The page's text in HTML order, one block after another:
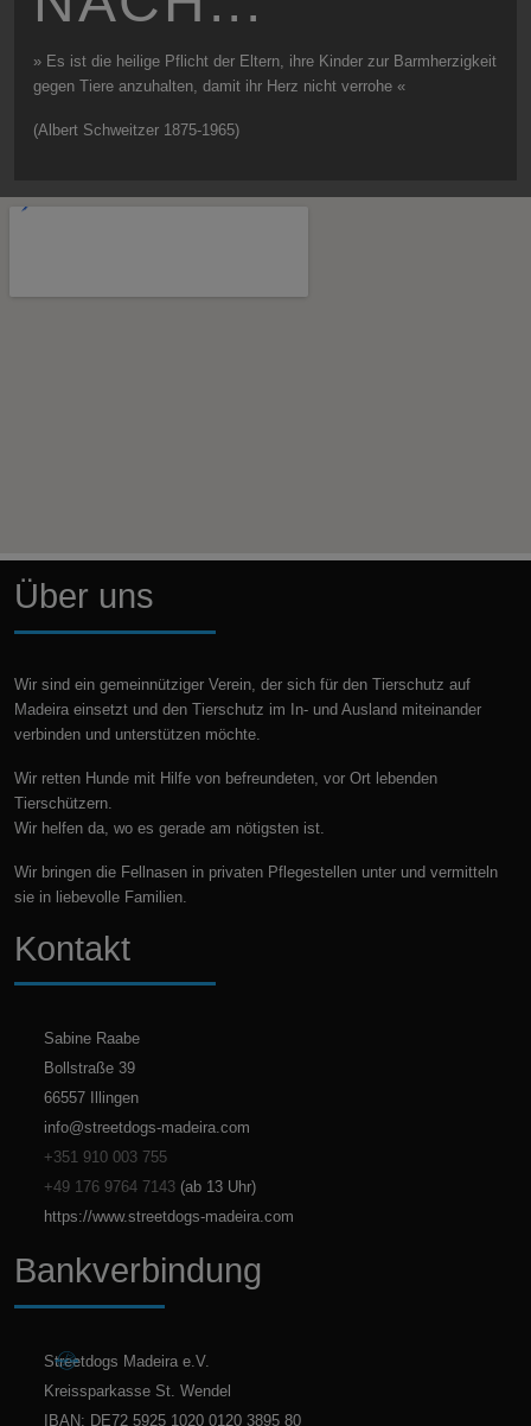
» Es ist die heilige Pflicht der Eltern, ihre Kinder zur Barmherzigkeit
gegen Tiere anzuhalten, damit ihr Herz nicht verrohe «
(Albert Schweitzer 1875-1965)
Über uns
Wir sind ein gemeinnütziger Verein, der sich für den Tierschutz auf
Madeira einsetzt und den Tierschutz im In- und Ausland miteinander
verbinden und unterstützen möchte.
Wir retten Hunde mit Hilfe von befreundeten, vor Ort lebenden
Tierschützern.
Wir helfen da, wo es gerade am nötigsten ist.
Wir bringen die Fellnasen in privaten Pflegestellen unter und vermitteln
sie in liebevolle Familien.
Kontakt
Sabine Raabe
Bollstraße 39
66557 Illingen
info@streetdogs-madeira.com
+351 910 003 755
+49 176 9764 7143 (ab 13 Uhr)
https://www.streetdogs-madeira.com
Bankverbindung
Streetdogs Madeira e.V.
Kreissparkasse St. Wendel
IBAN: DE72 5925 1020 0120 3895 80